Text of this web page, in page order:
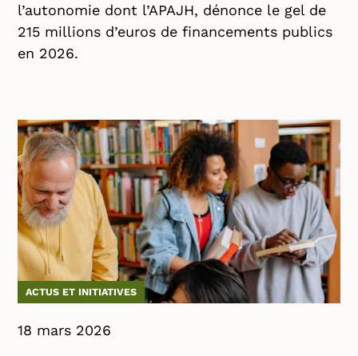
l’autonomie dont l’APAJH, dénonce le gel de
215 millions d’euros de financements publics
en 2026.
ACTUS ET INITIATIVES
18 mars 2026